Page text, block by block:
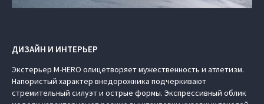
ДИЗАЙН И ИНТЕРЬЕР
Экстерьер M‑HERO олицетворяет мужественность и атлетизм.
Напористый характер внедорожника подчеркивают
стремительный силуэт и острые формы. Экспрессивный облик